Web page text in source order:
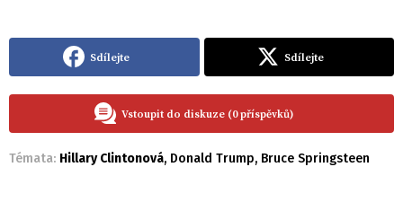
Sdílejte Sdílejte
Vstoupit do diskuze (0 příspěvků)
Témata: Hillary Clintonová, Donald Trump, Bruce Springsteen